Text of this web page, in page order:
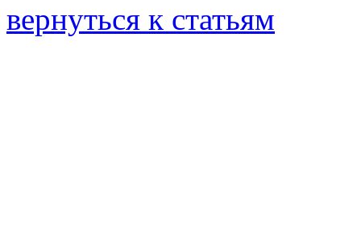
вернуться к статьям